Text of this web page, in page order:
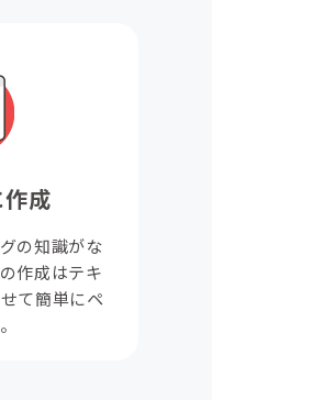
成
の知識がな
作成はテキ
て簡単にペ